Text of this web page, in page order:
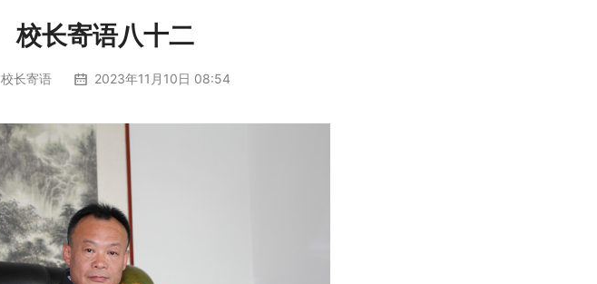
校长寄语八十二
校长寄语 2023年11月10日 08:54